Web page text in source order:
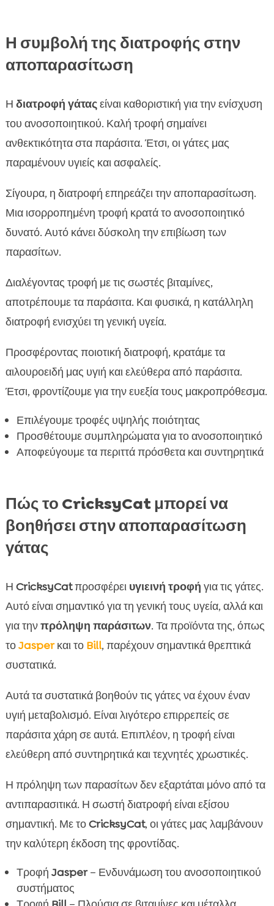
Η συμβολή της διατροφής στην
αποπαρασίτωση
Η διατροφή γάταςείναι καθοριστική για την ενίσχυση
του ανοσοποιητικού. Καλή τροφή σημαίνει
ανθεκτικότητα στα παράσιτα. Έτσι, οι γάτες μας
παραμένουν υγιείς και ασφαλείς.
Σίγουρα, η διατροφή επηρεάζει την αποπαρασίτωση.
Μια ισορροπημένη τροφή κρατά το ανοσοποιητικό
δυνατό. Αυτό κάνει δύσκολη την επιβίωση των
παρασίτων.
Διαλέγοντας τροφή με τις σωστές βιταμίνες,
αποτρέπουμε τα παράσιτα. Και φυσικά, η κατάλληλη
διατροφή ενισχύει τη γενική υγεία.
Προσφέροντας ποιοτική διατροφή, κρατάμε τα
αιλουροειδή μας υγιή και ελεύθερα από παράσιτα.
Έτσι, φροντίζουμε για την ευεξία τους μακροπρόθεσμα.
Επιλέγουμε τροφές υψηλής ποιότητας
Προσθέτουμε συμπληρώματα για το ανοσοποιητικό
Αποφεύγουμε τα περιττά πρόσθετα και συντηρητικά
Πώς το CricksyCat μπορεί να
βοηθήσει στην αποπαρασίτωση
γάτας
Η CricksyCatπροσφέρει υγιεινή τροφή για τις γάτες.
Αυτό είναι σημαντικό για τη γενική τους υγεία, αλλά και
για τηνπρόληψη παράσιτων. Τα προϊόντα της, όπως
τοJasperκαι το Bill, παρέχουν σημαντικά θρεπτικά
συστατικά.
Αυτά τα συστατικά βοηθούν τις γάτες να έχουν έναν
υγιή μεταβολισμό. Είναι λιγότερο επιρρεπείς σε
παράσιτα χάρη σε αυτά. Επιπλέον, η τροφή είναι
ελεύθερη από συντηρητικά και τεχνητές χρωστικές.
Η πρόληψη των παρασίτων δεν εξαρτάται μόνο από τα
αντιπαρασιτικά. Η σωστή διατροφή είναι εξίσου
σημαντική. Με τοCricksyCat, οι γάτες μας λαμβάνουν
την καλύτερη έκδοση της φροντίδας.
Τροφή Jasper– Ενδυνάμωση του ανοσοποιητικού
συστήματος